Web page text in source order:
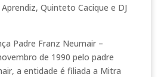
Quinteto Cacique e DJ
Padre Franz Neumair –
de 1990 pelo padre
a entidade é filiada a Mitra